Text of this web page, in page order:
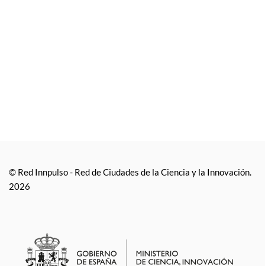
© Red Innpulso - Red de Ciudades de la Ciencia y la Innovación.
2026